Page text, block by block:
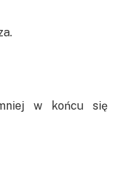
w końcu się